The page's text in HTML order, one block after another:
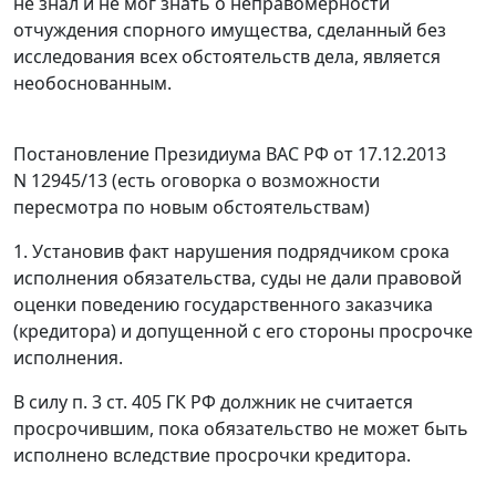
отчуждения спорного имущества, сделанный без
исследования всех обстоятельств дела, является
необоснованным.
Постановление Президиума ВАС РФ от 17.12.2013
N 12945/13 (есть оговорка о возможности
пересмотра по новым обстоятельствам)
1. Установив факт нарушения подрядчиком срока
исполнения обязательства, суды не дали правовой
оценки поведению государственного заказчика
(кредитора) и допущенной с его стороны просрочке
исполнения.
В силу п. 3 ст. 405 ГК РФ должник не считается
просрочившим, пока обязательство не может быть
исполнено вследствие просрочки кредитора.